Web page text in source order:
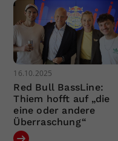
16.10.2025
Red Bull BassLine:
Thiem hofft auf „die
eine oder andere
Überraschung“